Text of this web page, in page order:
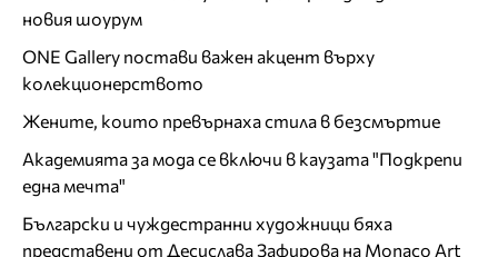
новия шоурум
ONE Gallery постави важен акцент върху
колекционерството
Жените, които превърнаха стила в безсмъртие
Академията за мода се включи в каузата "Подкрепи
една мечта"
Български и чуждестранни художници бяха
представени от Десислава Зафирова на Monaco Art